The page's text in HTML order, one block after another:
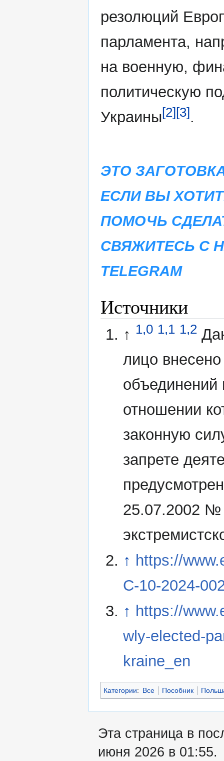
резолюций
парламента,
на военную,
политическую
Украины[2][3].
ЭТО
ЕСЛИ ВЫ
ПОМОЧЬ
СВЯЖИТЕСЬ С
TELEGRAM
Источники
↑ 1,0 1,1 1,2
лицо
объединений
отношении
законную
запрете
25.07.2002 №
↑ https://
C-10-2024-
↑ https://
wly-elected-
kraine_en
Категории: Все Пособник
Эта страница в
июня 2026 в 01:55.